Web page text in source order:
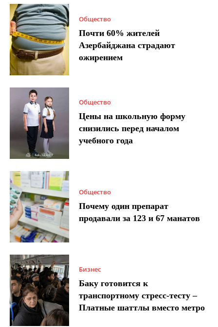
Общество
Почти 60% жителей
Азербайджана страдают
ожирением
Общество
Цены на школьную форму
снизились перед началом
учебного года
Общество
Почему один препарат
продавали за 123 и 67 манатов
Бизнес
Баку готовится к
транспортному стресс-тесту –
Платные шаттлы вместо метро